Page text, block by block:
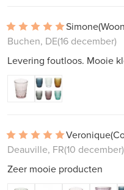
Simone
Buchen, DE(16 december)
Levering foutloos. Mooie
Veronique
Deauville, FR(10 december)
Zeer mooie producten